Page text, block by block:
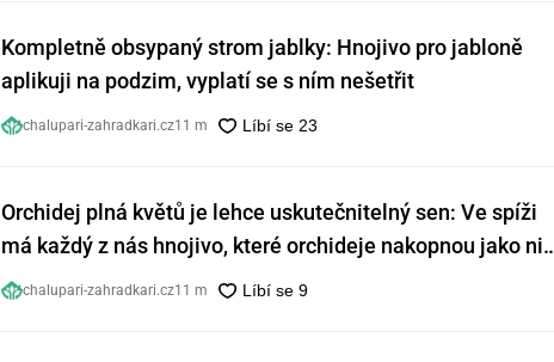
Kompletně obsypaný strom jablky: Hnojivo pro jabloně
aplikuji na podzim, vyplatí se s ním nešetřit
chalupari-zahradkari.cz11 m
Orchidej plná květů je lehce uskutečnitelný sen: Ve spíži
má každý z nás hnojivo, které orchideje nakopnou jako nic
předtím
chalupari-zahradkari.cz11 m